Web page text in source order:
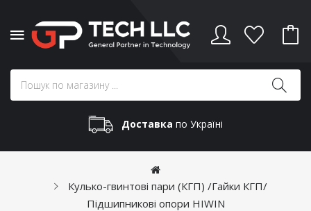
Доставка по Україні
Кулько-гвинтові пари (КГП) /Гайки КГП/
Підшипникові опори HIWIN